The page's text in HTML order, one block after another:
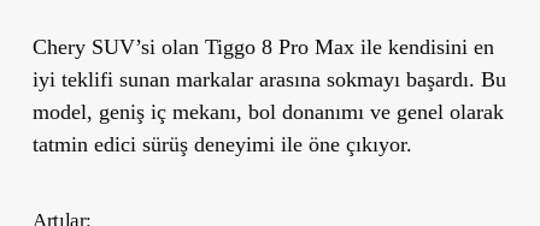
Chery SUV’si olan Tiggo 8 Pro Max ile kendisini en
iyi teklifi sunan markalar arasına sokmayı başardı. Bu
model, geniş iç mekanı, bol donanımı ve genel olarak
tatmin edici sürüş deneyimi ile öne çıkıyor.
Artılar: